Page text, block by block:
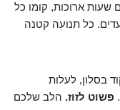
שעות ארוכות, קומו כל
כל תנועה קטנה
בסלון, לעלות
פשוט לזוז. הלב שלכם